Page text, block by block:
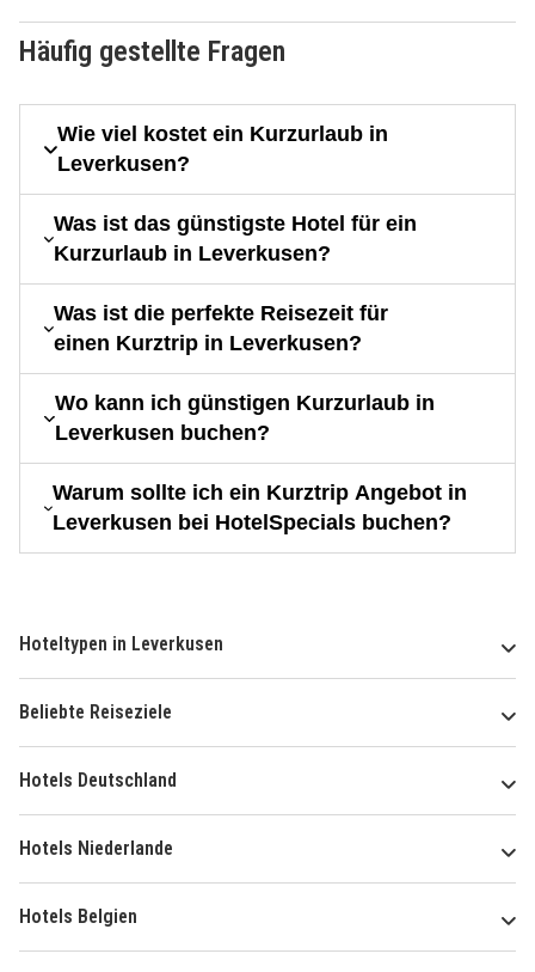
Häufig gestellte Fragen
Wie viel kostet ein Kurzurlaub in
Leverkusen?
Was ist das günstigste Hotel für ein
Kurzurlaub in Leverkusen?
Was ist die perfekte Reisezeit für
einen Kurztrip in Leverkusen?
Wo kann ich günstigen Kurzurlaub in
Leverkusen buchen?
Warum sollte ich ein Kurztrip Angebot in
Leverkusen bei HotelSpecials buchen?
Hoteltypen in Leverkusen
Beliebte Reiseziele
Hotels Deutschland
Hotels Niederlande
Hotels Belgien